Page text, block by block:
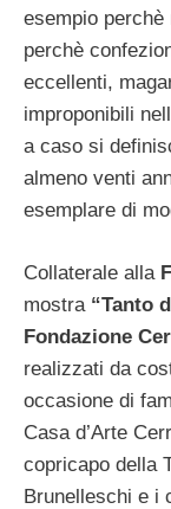
esempio
perchè
eccellenti,
improponibili
a caso si
almeno venti
esemplare di
Collaterale alla
mostra “Tanto
Fondazione
realizzati da
occasione di
Casa d’Arte
copricapo della
Brunelleschi e i